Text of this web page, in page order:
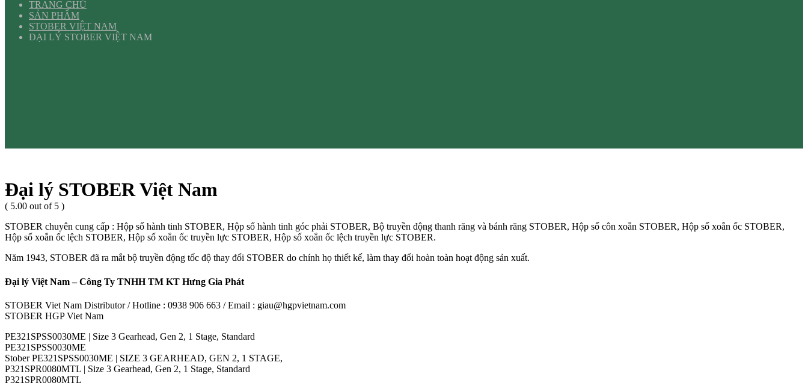
TRANG CHỦ
SẢN PHẨM
STOBER VIỆT NAM
ĐẠI LÝ STOBER VIỆT NAM
Đại lý STOBER Việt Nam
( 5.00 out of 5 )
STOBER chuyên cung cấp : Hộp số hành tinh STOBER, Hộp số hành tinh góc phải STOBER, Bộ truyền động thanh răng và bánh răng STOBER, Hộp số côn xoắn STOBER, Hộp số xoắn ốc STOBER,
Hộp số xoắn ốc lệch STOBER, Hộp số xoắn ốc truyền lực STOBER, Hộp số xoắn ốc lệch truyền lực STOBER.
Năm 1943, STOBER đã ra mắt bộ truyền động tốc độ thay đổi STOBER do chính họ thiết kế, làm thay đổi hoàn toàn hoạt động sản xuất.
Đại lý Việt Nam – Công Ty TNHH TM KT Hưng Gia Phát
STOBER Viet Nam Distributor / Hotline : 0938 906 663 / Email : giau@hgpvietnam.com
STOBER HGP Viet Nam
PE321SPSS0030ME | Size 3 Gearhead, Gen 2, 1 Stage, Standard
PE321SPSS0030ME
Stober PE321SPSS0030ME | SIZE 3 GEARHEAD, GEN 2, 1 STAGE,
P321SPR0080MTL | Size 3 Gearhead, Gen 2, 1 Stage, Standard
P321SPR0080MTL